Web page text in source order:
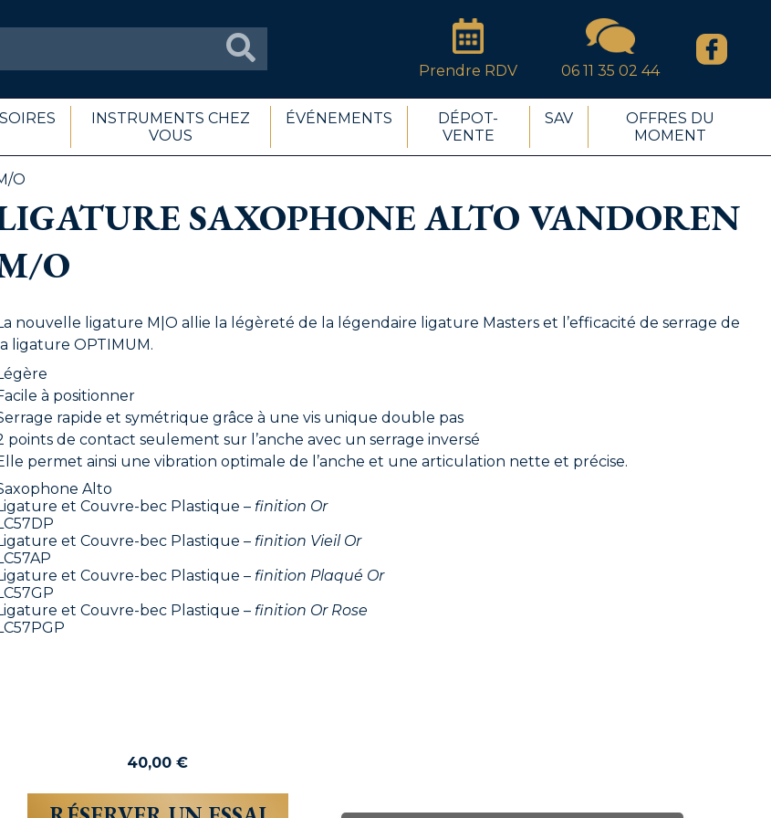
Prendre RDV 06 11 35 02 44
INSTRUMENTS CHEZ
VOUS
ÉVÉNEMENTS
DÉPOT-
VENTE
SAV
OFFRES DU
MOMENT
O
SAXOPHONE ALTO VANDOREN
O
nouvelle ligature M|O allie la légèreté de la légendaire ligature Masters et l’efficacité de serrage de
la ligature OPTIMUM.
à positionner
rapide et symétrique grâce à une vis unique double pas
points de contact seulement sur l’anche avec un serrage inversé
permet ainsi une vibration optimale de l’anche et une articulation nette et précise.
Alto
et Couvre-bec Plastique – finition Or
et Couvre-bec Plastique – finition Vieil Or
et Couvre-bec Plastique – finition Plaqué Or
et Couvre-bec Plastique – finition Or Rose
40,00 €